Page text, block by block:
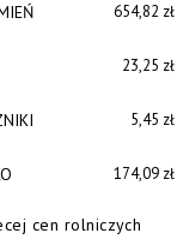
654,82 zł
23,25 zł
5,45 zł
174,09 zł
cen rolniczych